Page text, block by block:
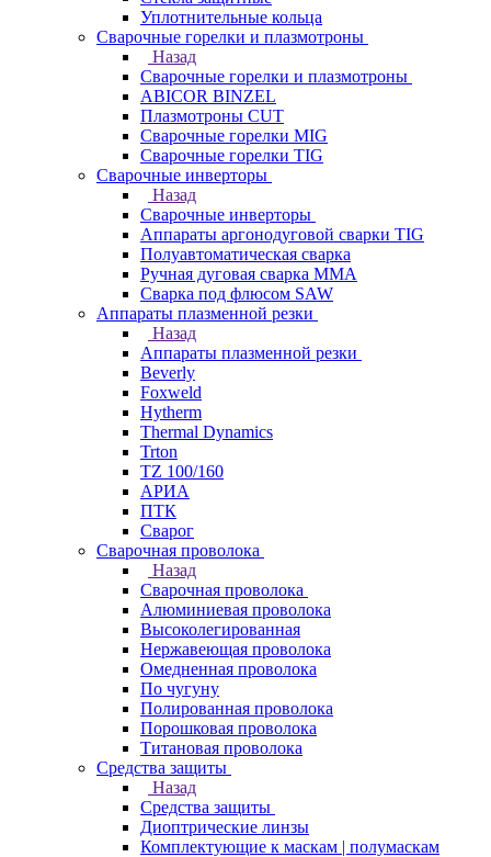
Уплотнительные кольца
Сварочные горелки и плазмотроны
Назад
Сварочные горелки и плазмотроны
ABICOR BINZEL
Плазмотроны CUT
Сварочные горелки MIG
Сварочные горелки TIG
Сварочные инверторы
Назад
Сварочные инверторы
Аппараты аргонодуговой сварки TIG
Полуавтоматическая сварка
Ручная дуговая сварка MMA
Сварка под флюсом SAW
Аппараты плазменной резки
Назад
Аппараты плазменной резки
Beverly
Foxweld
Hytherm
Thermal Dynamics
Trton
TZ 100/160
АРИА
ПТК
Сварог
Сварочная проволока
Назад
Сварочная проволока
Алюминиевая проволока
Высоколегированная
Нержавеющая проволока
Омедненная проволока
По чугуну
Полированная проволока
Порошковая проволока
Титановая проволока
Средства защиты
Назад
Средства защиты
Диоптрические линзы
Комплектующие к маскам | полумаскам